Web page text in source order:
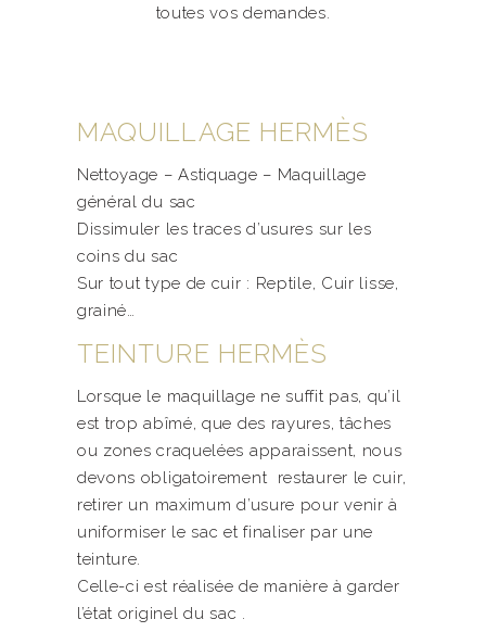
toutes vos demandes.
MAQUILLAGE HERMÈS
Nettoyage – Astiquage – Maquillage
général du sac
Dissimuler les traces d’usures sur les
coins du sac
Sur tout type de cuir : Reptile, Cuir lisse,
grainé…
TEINTURE HERMÈS
Lorsque le maquillage ne suffit pas, qu’il
est trop abîmé, que des rayures, tâches
ou zones craquelées apparaissent, nous
devons obligatoirement restaurer le cuir,
retirer un maximum d’usure pour venir à
uniformiser le sac et finaliser par une
teinture.
Celle-ci est réalisée de manière à garder
l’état originel du sac .